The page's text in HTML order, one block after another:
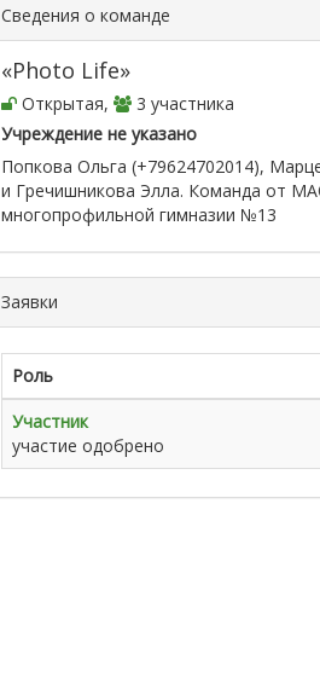
Сведения о команде
«Photo Life»
Открытая,
3 участника
Учреждение не указано
Попкова Ольга (+79624702014),
и Гречишникова Элла. Команда от
многопрофильной гимназии №13
Заявки
Роль
Участник
участие одобрено